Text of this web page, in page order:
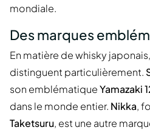
mondiale.
Des marques
En matière de whisky
distinguent particulièrement.
son emblématiqueYamazaki
dans le monde entier. Nikka,
Taketsuru, est une autre